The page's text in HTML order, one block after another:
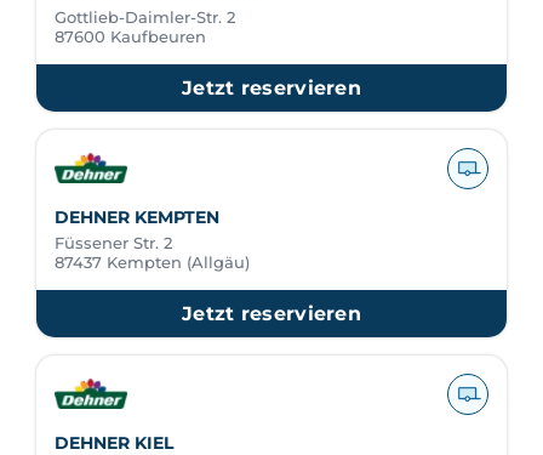
Gottlieb-Daimler-Str. 2
87600 Kaufbeuren
Jetzt reservieren
DEHNER KEMPTEN
Füssener Str. 2
87437 Kempten (Allgäu)
Jetzt reservieren
DEHNER KIEL